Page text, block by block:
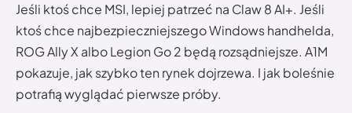
Jeśli ktoś chce MSI, lepiej patrzeć na Claw 8 AI+. Jeśli
ktoś chce najbezpieczniejszego Windows handhelda,
ROG Ally X albo Legion Go 2 będą rozsądniejsze. A1M
pokazuje, jak szybko ten rynek dojrzewa. I jak boleśnie
potrafią wyglądać pierwsze próby.